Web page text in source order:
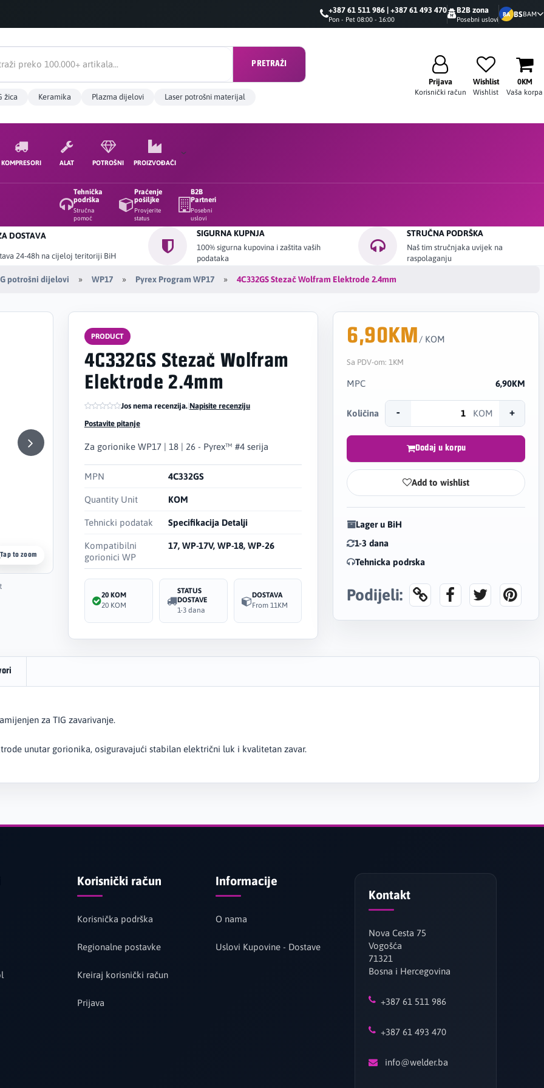
+387 61 511 986 | +387 61 493 470
Pon - Pet 08:00 - 16:00
B2B zona
Posebni uslovi
BA BSBAM
PRETRAŽI
žica Keramika Plazma dijelovi Laser potrošni materijal
Prijava
Korisnički račun
Wishlist
Wishlist
0KM
Vaša korpa
KOMPRESORI ALAT POTROŠNI PROIZVOĐAČI
Tehnička
podrška
Stručna
pomoć
Praćenje
pošiljke
Provjerite
status
B2B
Partneri
Posebni
uslovi
DOSTAVA
24-48h na cijeloj teritoriji BiH
SIGURNA KUPNJA
100% sigurna kupovina i zaštita vaših
podataka
STRUČNA PODRŠKA
Naš tim stručnjaka uvijek na
raspolaganju
potrošni dijelovi WP17 Pyrex Program WP17 4C332GS Stezač Wolfram Elektrode 2.4mm
Tap to zoom
PRODUCT
4C332GS Stezač Wolfram
Elektrode 2.4mm
Jos nema recenzija.|Napisite recenziju
Postavite pitanje
Za gorionike WP17 | 18 | 26 - Pyrex™ #4 serija
MPN 4C332GS
Quantity Unit KOM
Tehnicki podatak Specifikacija Detalji
Kompatibilni
gorionici WP
17, WP-17V, WP-18, WP-26
20 KOM
20 KOM
STATUS
DOSTAVE
1-3 dana
DOSTAVA
From 11KM
6,90KM / KOM
Sa PDV-om: 1KM
MPC 6,90KM
Količina - KOM +
Dodaj u korpu
Add to wishlist
Lager u BiH
1-3 dana
Tehnicka podrska
Podijeli:
za TIG zavarivanje.
unutar gorionika, osiguravajući stabilan električni luk i kvalitetan zavar.
Korisnički račun
Korisnička podrška
Regionalne postavke
Kreiraj korisnički račun
Prijava
Informacije
O nama
Uslovi Kupovine - Dostave
Kontakt
Nova Cesta 75
Vogošća
71321
Bosna i Hercegovina
+387 61 511 986
+387 61 493 470
info@welder.ba